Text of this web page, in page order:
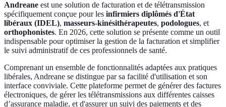
Andreane est une solution de facturation et de télétransmission
spécifiquement conçue pour les infirmiers diplômés d'État
libéraux (IDEL), masseurs-kinésithérapeutes, podologues, et
orthophonistes. En 2026, cette solution se présente comme un outil
indispensable pour optimiser la gestion de la facturation et simplifier
le suivi administratif de ces professionnels de santé.
Comprenant un ensemble de fonctionnalités adaptées aux pratiques
libérales, Andreane se distingue par sa facilité d'utilisation et son
interface conviviale. Cette plateforme permet de générer des factures
électroniques, de gérer les télétransmissions aux différentes caisses
d’assurance maladie, et d'assurer un suivi des paiements et des